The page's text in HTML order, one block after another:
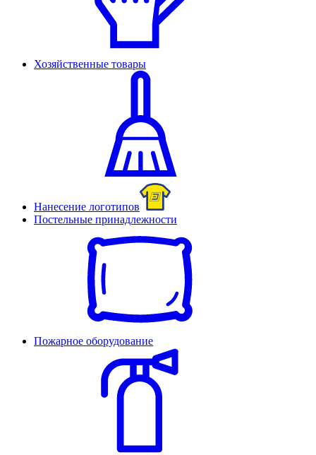
Хозяйственные товары
Нанесение логотипов
Постельные принадлежности
Пожарное оборудование